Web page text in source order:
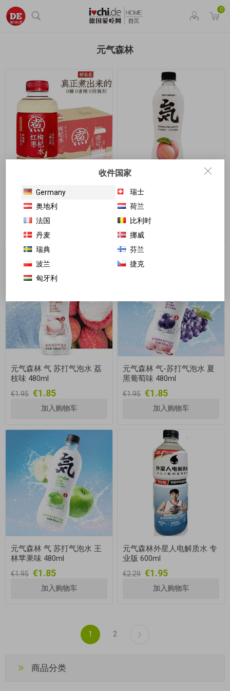
0
元气森林
元气森林 红枣枸杞水 500ml
€1.75
元气森林 气-苏打气泡水 白
桃味 480ml
元气森林 气 苏打气泡水 荔
枝味 480ml
€1.95 €1.85
元气森林 气-苏打气泡水 夏
黑葡萄味 480ml
€1.95 €1.85
元气森林 气 苏打气泡水 王
林苹果味 480ml
€1.95 €1.85
元气森林外星人电解质水 专
业版 600ml
€2.29 €1.95
1 2
商品分类
收件国家
Germany
瑞士
奥地利
荷兰
法国
比利时
丹麦
挪威
瑞典
芬兰
波兰
捷克
匈牙利